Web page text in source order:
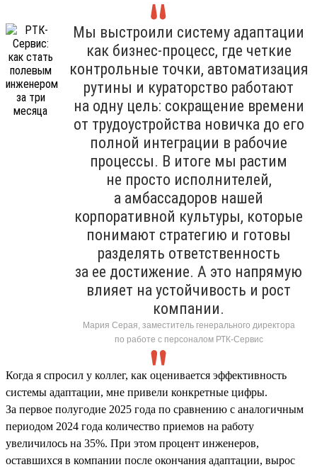
Мы выстроили систему адаптации
как бизнес-процесс, где четкие
контрольные точки, автоматизация
рутины и кураторство работают
на одну цель: сокращение времени
от трудоустройства новичка до его
полной интеграции в рабочие
процессы. В итоге мы растим
не просто исполнителей,
а амбассадоров нашей
корпоративной культуры, которые
понимают стратегию и готовы
разделять ответственность
за ее достижение. А это напрямую
влияет на устойчивость и рост
компании.
Мария Серая, заместитель генерального директора
по работе с персоналом РТК-Сервис
Когда я спросил у коллег, как оценивается эффективность
системы адаптации, мне привели конкретные цифры.
За первое полугодие 2025 года по сравнению с аналогичным
периодом 2024 года количество приемов на работу
увеличилось на 35%. При этом процент инженеров,
оставшихся в компании после окончания адаптации, вырос